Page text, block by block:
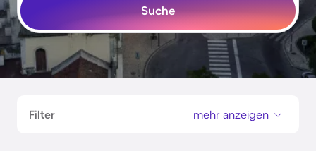
Suche
Filter mehr anzeigen